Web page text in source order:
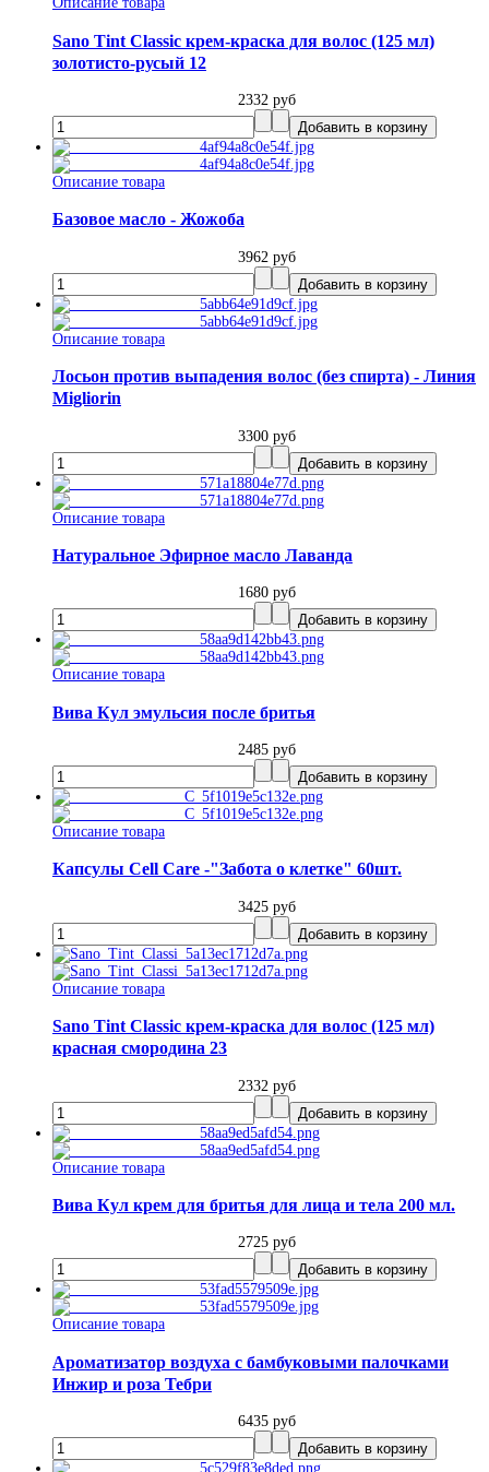
Sano Tint Classic крем-краска для волос (125 мл)
золотисто-русый 12
2332 руб
Описание товара
Базовое масло - Жожоба
3962 руб
Описание товара
Лосьон против выпадения волос (без спирта) - Линия
Migliorin
3300 руб
Описание товара
Натуральное Эфирное масло Лаванда
1680 руб
Описание товара
Вива Кул эмульсия после бритья
2485 руб
Описание товара
Капсулы Cell Care -"Забота о клетке" 60шт.
3425 руб
Описание товара
Sano Tint Classic крем-краска для волос (125 мл)
красная смородина 23
2332 руб
Описание товара
Вива Кул крем для бритья для лица и тела 200 мл.
2725 руб
Описание товара
Ароматизатор воздуха с бамбуковыми палочками
Инжир и роза Тебри
6435 руб